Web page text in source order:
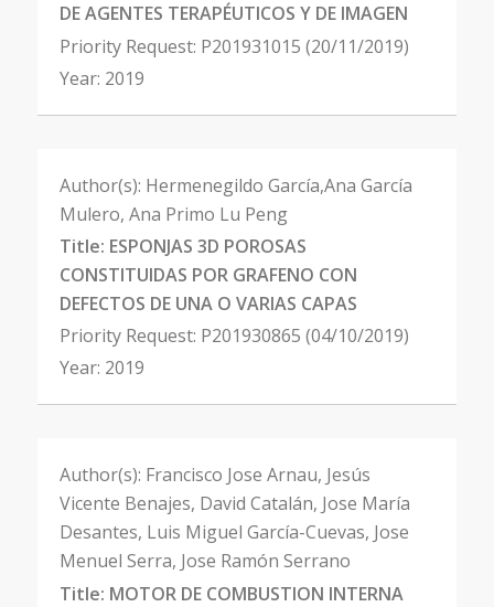
DE AGENTES TERAPÉUTICOS Y DE IMAGEN
Priority Request: P201931015 (20/11/2019)
Year: 2019
Author(s): Hermenegildo García,Ana García
Mulero, Ana Primo Lu Peng
Title: ESPONJAS 3D POROSAS
CONSTITUIDAS POR GRAFENO CON
DEFECTOS DE UNA O VARIAS CAPAS
Priority Request: P201930865 (04/10/2019)
Year: 2019
Author(s): Francisco Jose Arnau, Jesús
Vicente Benajes, David Catalán, Jose María
Desantes, Luis Miguel García-Cuevas, Jose
Menuel Serra, Jose Ramón Serrano
Title: MOTOR DE COMBUSTION INTERNA